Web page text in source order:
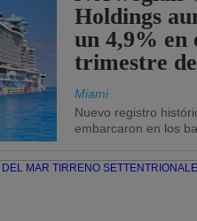
Holdings
un 4,9% en
trimestre
Miami
Nuevo registro
embarcaron en los